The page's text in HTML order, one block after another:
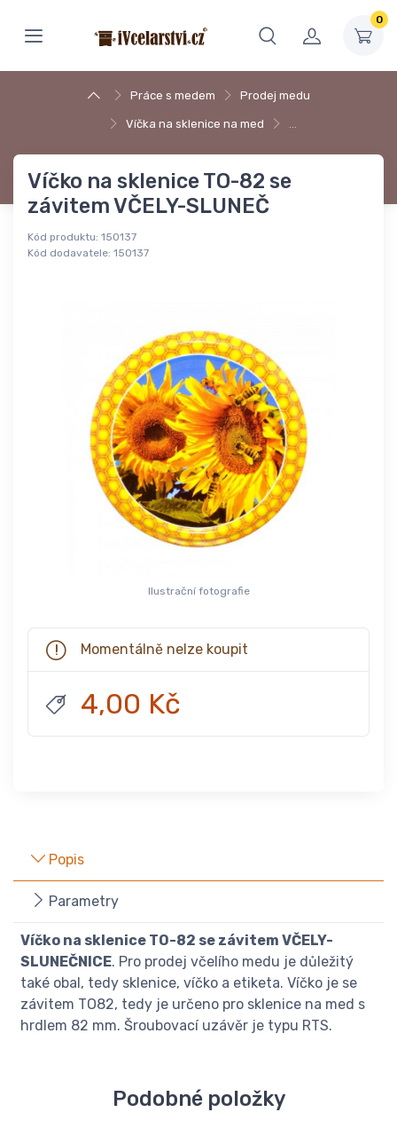
0
Práce s medem Prodej medu
Víčka na sklenice na med …
Víčko na sklenice TO-82 se
závitem VČELY-SLUNEČ
Kód produktu: 150137
Kód dodavatele: 150137
Ilustrační fotografie
Momentálně nelze koupit
4,00 Kč
Popis
Parametry
Víčko na sklenice TO-82 se závitem VČELY-
SLUNEČNICE. Pro prodej včelího medu je důležitý
také obal, tedy sklenice, víčko a etiketa. Víčko je se
závitem TO82, tedy je určeno pro sklenice na med s
hrdlem 82 mm. Šroubovací uzávěr je typu RTS.
Podobné položky